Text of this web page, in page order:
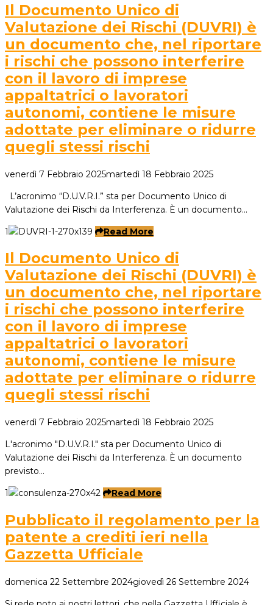
Il Documento Unico di
Valutazione dei Rischi (DUVRI) è
un documento che, nel riportare
i rischi che possono interferire
con il lavoro di imprese
appaltatrici o lavoratori
autonomi, contiene le misure
adottate per eliminare o ridurre
quegli stessi rischi
venerdì 7 Febbraio 2025martedì 18 Febbraio 2025
L’acronimo “D.U.V.R.I.” sta per Documento Unico di
Valutazione dei Rischi da Interferenza. È un documento…
1
Read More
Il Documento Unico di
Valutazione dei Rischi (DUVRI) è
un documento che, nel riportare
i rischi che possono interferire
con il lavoro di imprese
appaltatrici o lavoratori
autonomi, contiene le misure
adottate per eliminare o ridurre
quegli stessi rischi
venerdì 7 Febbraio 2025martedì 18 Febbraio 2025
L'acronimo "D.U.V.R.I." sta per Documento Unico di
Valutazione dei Rischi da Interferenza. È un documento
previsto…
1
Read More
Pubblicato il regolamento per la
patente a crediti ieri nella
Gazzetta Ufficiale
domenica 22 Settembre 2024giovedì 26 Settembre 2024